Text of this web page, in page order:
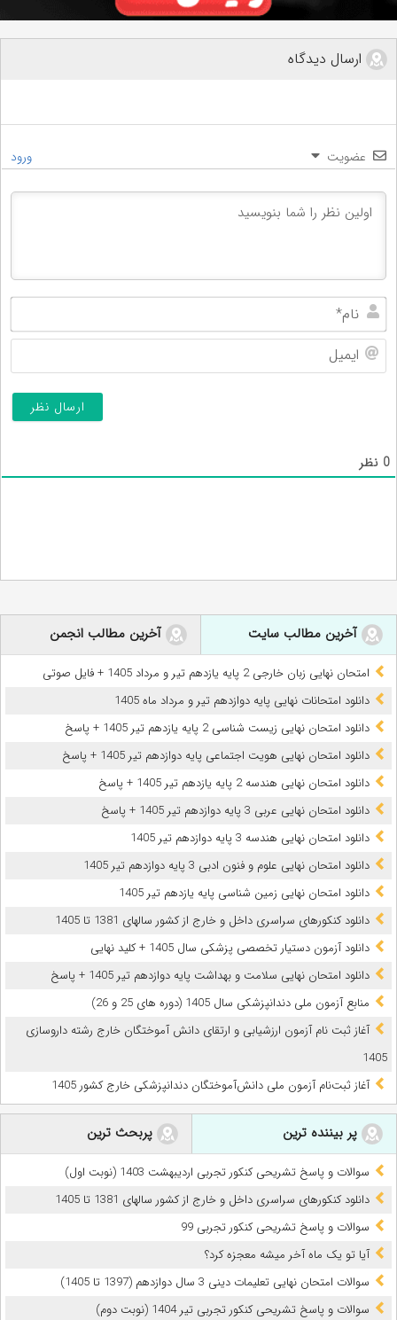
ارسال دیدگاه
عضویت ورود
0 نظر
آخرین مطالب سایت آخرین مطالب انجمن
امتحان نهایی زبان خارجی 2 پایه یازدهم تیر و مرداد 1405 + فایل صوتی
دانلود امتحانات نهایی پایه دوازدهم تیر و مرداد ماه 1405
دانلود امتحان نهایی زیست شناسی 2 پایه یازدهم تیر 1405 + پاسخ
دانلود امتحان نهایی هویت اجتماعی پایه دوازدهم تیر 1405 + پاسخ
دانلود امتحان نهایی هندسه 2 پایه یازدهم تیر 1405 + پاسخ
دانلود امتحان نهایی عربی 3 پایه دوازدهم تیر 1405 + پاسخ
دانلود امتحان نهایی هندسه 3 پایه دوازدهم تیر 1405
دانلود امتحان نهایی علوم و فنون ادبی 3 پایه دوازدهم تیر 1405
دانلود امتحان نهایی زمین شناسی پایه یازدهم تیر 1405
دانلود کنکورهای سراسری داخل و خارج از کشور سالهای 1381 تا 1405
دانلود آزمون دستیار تخصصی پزشکی سال 1405 + کلید نهایی
دانلود امتحان نهایی سلامت و بهداشت پایه دوازدهم تیر 1405 + پاسخ
ﻣﻨﺎﺑﻊ آزﻣﻮن ﻣﻠﯽ دندانپزشکی سال 1405 (دوره های 25 و 26)
آغاز ثبت نام آزمون‌ ارزشیابی و ارتقای دانش آموختگان خارج رشته داروسازی
1405
آغاز ثبت‌نام آزمون ملی دانش‌آموختگان دندانپزشکی خارج کشور 1405
پر بیننده ترین پربحث ترین
سوالات و پاسخ تشریحی کنکور تجربی اردیبهشت 1403 (نوبت اول)
دانلود کنکورهای سراسری داخل و خارج از کشور سالهای 1381 تا 1405
سوالات و پاسخ تشریحی کنکور تجربی 99
آیا تو یک ماه آخر میشه معجزه کرد؟
سوالات امتحان نهایی تعلیمات دینی 3 سال دوازدهم (1397 تا 1405)
سوالات و پاسخ تشریحی کنکور تجربی تیر 1404 (نوبت دوم)